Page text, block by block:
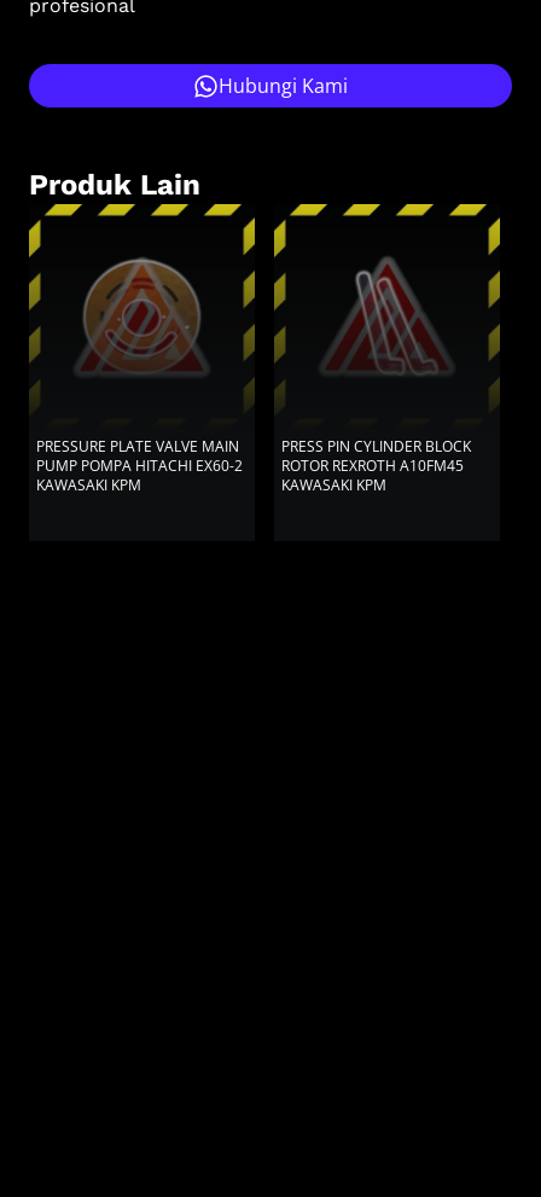
profesional
Hubungi Kami
Produk Lain
PRESSURE PLATE VALVE MAIN
PUMP POMPA HITACHI EX60-2
KAWASAKI KPM
PRESS PIN CYLINDER BLOCK
ROTOR REXROTH A10FM45
KAWASAKI KPM